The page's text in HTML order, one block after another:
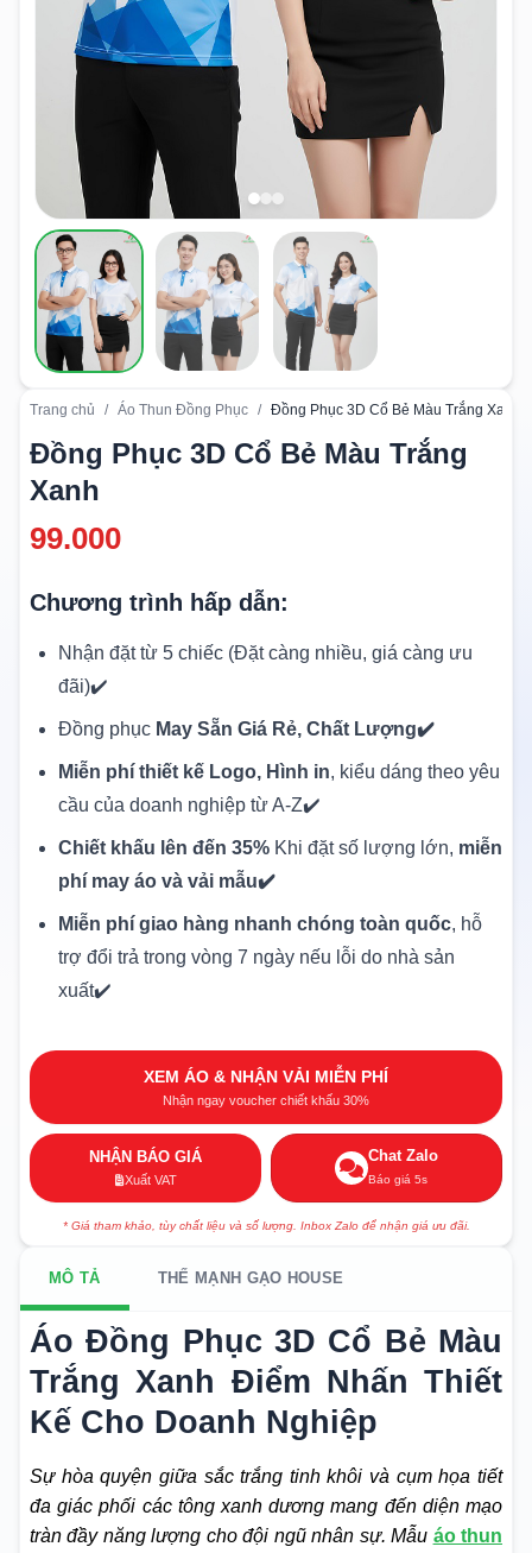
Trang chủ / Áo Thun Đồng Phục / Đồng Phục 3D Cổ Bẻ Màu Trắng Xanh
Đồng Phục 3D Cổ Bẻ Màu Trắng
Xanh
99.000
Chương trình hấp dẫn:
Nhận đặt từ 5 chiếc (Đặt càng nhiều, giá càng ưu
đãi)✔️
Đồng phục May Sẵn Giá Rẻ, Chất Lượng✔️
Miễn phí thiết kế Logo, Hình in, kiểu dáng theo yêu
cầu của doanh nghiệp từ A-Z✔️
Chiết khấu lên đến 35% Khi đặt số lượng lớn, miễn
phí may áo và vải mẫu✔️
Miễn phí giao hàng nhanh chóng toàn quốc, hỗ
trợ đổi trả trong vòng 7 ngày nếu lỗi do nhà sản
xuất✔️
XEM ÁO & NHẬN VẢI MIỄN PHÍ
Nhận ngay voucher chiết khấu 30%
NHẬN BÁO GIÁ
Xuất VAT
Chat Zalo
Báo giá 5s
* Giá tham khảo, tùy chất liệu và số lượng. Inbox Zalo để nhận giá ưu đãi.
MÔ TẢ THẾ MẠNH GẠO HOUSE
Áo Đồng Phục 3D Cổ Bẻ Màu
Trắng Xanh Điểm Nhấn Thiết
Kế Cho Doanh Nghiệp
Sự hòa quyện giữa sắc trắng tinh khôi và cụm họa tiết
đa giác phối các tông xanh dương mang đến diện mạo
tràn đầy năng lượng cho đội ngũ nhân sự. Mẫu áo thun